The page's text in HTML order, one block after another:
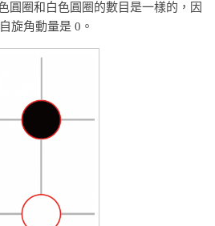
圓圈和白色圓圈的數目是一樣的，因
旋角動量是 0。